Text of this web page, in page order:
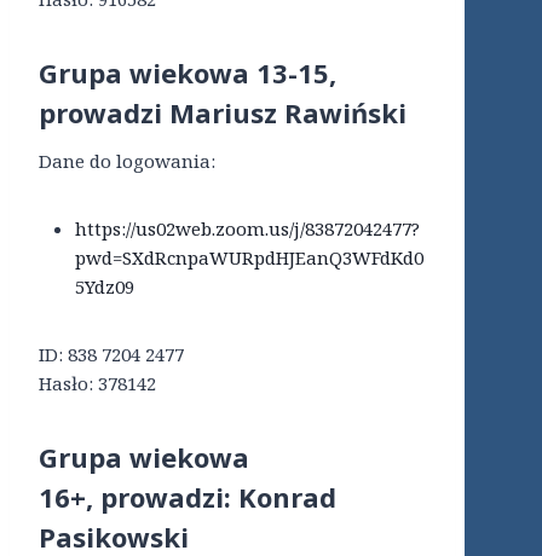
Grupa wiekowa 13-15,
prowadzi Mariusz Rawiński
Dane do logowania:
https://us02web.zoom.us/j/83872042477?
pwd=SXdRcnpaWURpdHJEanQ3WFdKd0
5Ydz09
ID: 838 7204 2477
Hasło: 378142
Grupa wiekowa
16+, prowadzi: Konrad
Pasikowski